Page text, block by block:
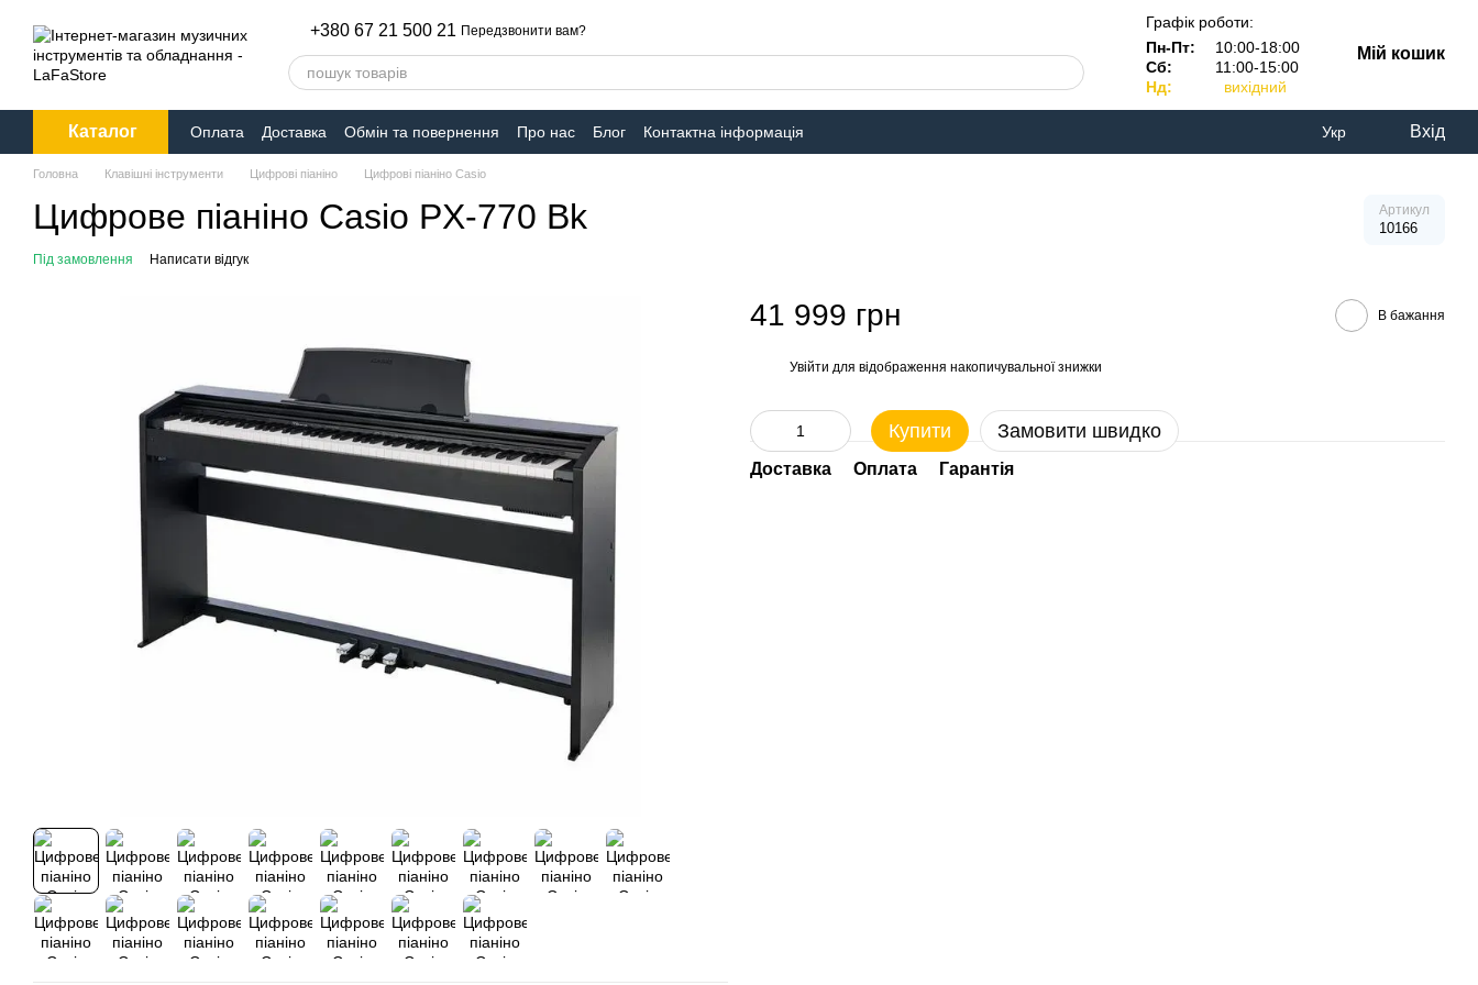
+380 67 21 500 21 Передзвонити вам?
Графік роботи:
Пн-Пт:
10:00-18:00
Сб:
11:00-15:00
Нд:
вихідний
Мій кошик
Каталог Оплата Доставка Обмін та повернення Про нас Блог Контактна інформація Укр Вхід
Головна Клавішні інструменти Цифрові піаніно Цифрові піаніно Casio
Цифрове піаніно Casio PX-770 Bk Артикул
10166
Під замовлення Написати відгук
41 999 грн В бажання
Увійти для відображення накопичувальної знижки
Купити Замовити швидко
Доставка Оплата Гарантія